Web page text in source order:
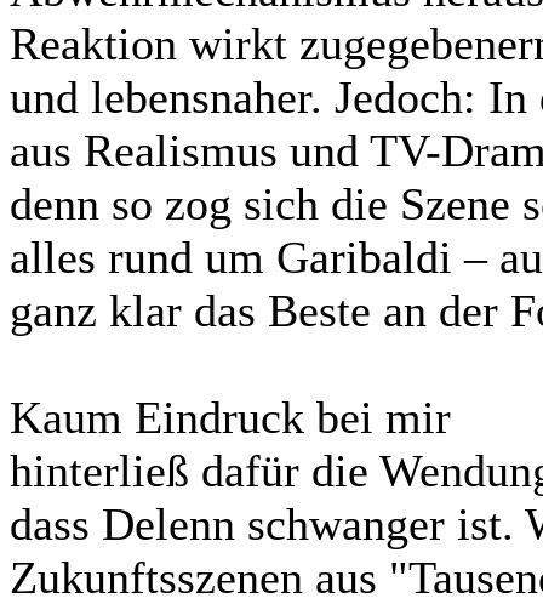
Reaktion wirkt
und lebensnaher. Jedoch:
aus Realismus und TV-
denn so zog sich die Szene
alles rund um Garibaldi –
ganz klar das Beste an der
Kaum Eindruck bei mir
hinterließ dafür die
dass Delenn schwanger ist.
Zukunftsszenen aus